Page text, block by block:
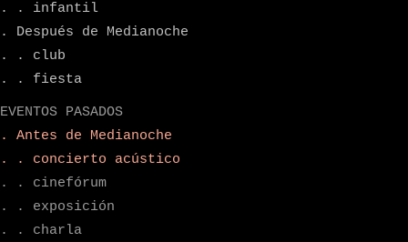
. . infantil
. Después de Medianoche
. . club
. . fiesta
EVENTOS PASADOS
. Antes de Medianoche
. . concierto acústico
. . cinefórum
. . exposición
. . charla